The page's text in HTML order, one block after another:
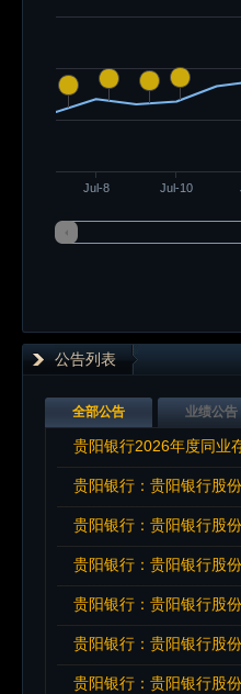
Jul-8 Jul-10
公告列表
全部公告 业绩公告
贵阳银行2026年度同业
贵阳银行：贵阳银行股
贵阳银行：贵阳银行股
贵阳银行：贵阳银行股
贵阳银行：贵阳银行股
贵阳银行：贵阳银行股
贵阳银行：贵阳银行股